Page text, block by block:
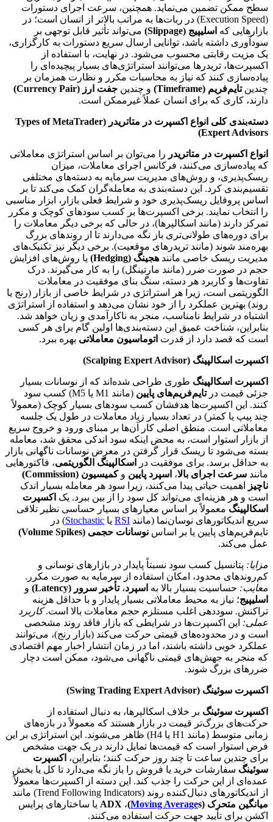
سطح ممکن تضمین می‌نماید. همچنین، سرعت اجرای دستورات
(Execution Speed) در ربات‌ها به مراتب بالاتر از انسان است؛ در
بازارهایی که اسلیپیج (Slippage)
می‌تواند تأثیر قابل توجهی بر
سودآوری داشته باشد، توانایی ارسال سریع دستورات به کارگزاری،
یک مزیت رقابتی محسوب می‌شود. در نهایت، با استفاده از
اکسپرت‌ها، تریدرها می‌توانند استراتژی‌های بسیار پیچیده‌ای را
پیاده‌سازی کنند که نیاز به محاسبات مکرر و نظارت همزمان بر
چندینتایم‌فریم (Timeframe) و چندین جفت ارز (Currency Pair)
دارند، کاری که برای انسان عملاً غیرممکن است.
دسته‌بندی کلی انواع اکسپرت در متاتریدر (Types of MetaTrader
Expert Advisors)
انواع اکسپرت در متاتریدر را می‌توان بر اساس استراتژی معاملاتی
که پیاده‌سازی می‌کنند، فرکانس اجرای معاملات، میزان
ریسک‌پذیری، و روش‌های مدیریت سرمایه به دسته‌های مختلفی
تقسیم‌بندی کرد. این دسته‌بندی به معامله‌گران کمک می‌کند تا بر
اساس پروفایل ریسک‌پذیری خود و شرایط فعلی بازار، ابزار مناسبی
را انتخاب نمایند. برخی اکسپرت‌ها بر کسب سودهای کوچک و مکرر
تمرکز دارند (مانند اسکالپرها)، در حالی که برخی دیگر معاملات را
برای دوره‌های طولانی‌تری باز نگه می‌دارند تا از روندهای بزرگ
بهره‌مند شوند (مانند تریدرهای موقعیت). برخی دیگر نیز تکنیک‌های
مدیریت ریسک خاصی مانند هجینگ (Hedging)
یا روش‌های افزایش
حجم در صورت ضرر (مانند مارتینگل) را به کار می‌گیرند. درک
تفاوت‌ها و کاربرد هر دسته، سنگ بنای موفقیت در معاملات
الگوریتمی است، زیرا هر استراتژی در شرایط خاصی از بازار (رنج یا
روند) بهترین عملکرد را از خود نشان می‌دهد و استفاده از استراتژی
اشتباه در شرایط نامناسب، منجر به ناکارآمدی و زیان خواهد شد.
بنابراین، شناخت عمیق این دسته‌بندی‌ها اولین گام برای هر کسی
است که قصد دارد از قدرت اتوماسیون معاملاتی بهره ببرد.
اکسپرت اسکالپینگ (Scalping Expert Advisor)
اکسپرت اسکالپینگ طوری طراحی شده‌اند که از نوسانات بسیار
جزئی قیمت درتایم‌فریم‌های پایین
(مانند M1 یا M5) کسب سود
کنند. این اکسپرت‌ها هدفشان کسب سودهای بسیار کوچک (معمولاً
چند پیپ یا کمتر) در تعداد بسیار زیاد معاملات در طول یک جلسه
معاملاتی است. منطق اصلی کار آن‌ها بر مبنای ورود و خروج سریع
از بازار استوار است، به محض اینکه سود اندکی محقق شد، معامله
بسته می‌شود تا ریسک قرار گرفتن در معرض نوسانات ناگهانی بازار
به حداقل برسد. برای موفقیت در
اسکالپینگ الگوریتمی، فاکتورهایی
مانند سرعت اجرای بالا، اسپرد پایین و
کمیسیون (Commission)
ناچیز
اهمیت حیاتی پیدا می‌کنند، زیرا سود هر معامله بسیار اندک
است و هر هزینه‌ای می‌تواند کل سود را از بین ببرد. یک اکسپرت
اسکالپینگ معمولاً بر اساس معیارهای بسیار حساسی نظیر تلاقی
سریع اندیکاتورهای نوسان‌نما (مانند RSI یا Stochastic) در
تایم‌فریم‌های پایین یا بر اساس نوسانات حجمی (Volume Spikes)
عمل می‌کند.
مزایا: پتانسیل کسب سود نسبتاً پایدار در بازارهای نوسانی و
کم‌روندهای محدود، امکان استفاده از سرمایه به صورت مکرر.
معایب: حساسیت بسیار بالا به اسپرد،تأخیر سرور (Latency)
و
اسلیپیج؛ نیاز به محیط معاملاتی بسیار پایدار و با حداقل هزینه
تراکنش. سوددهی اغلب مستلزم حجم معاملات بالا است.کاربرد
عملی: این اکسپرت‌ها در شرایطی که بازار فاقد روند مشخصی
است و در محدوده‌های قیمتی حرکت می‌کند (بازار رنج)، می‌توانند
عملکرد خوبی داشته باشند، اما در زمان انتشار اخبار مهم اقتصادی
که منجر به جهش‌های قیمتی ناگهانی می‌شود، ممکن است دچار
ضررهای بزرگ شوند.
اکسپرت سوئینگ (Swing Trading Expert Advisor)
اکسپرت سوئینگ بر خلاف اسکالپرها، به دنبال استفاده از
حرکت‌های بزرگ‌تر قیمت در بازار هستند که معمولاً در بازه‌های
زمانی متوسط (مانند H1 یا H4) ظاهر می‌شوند. این استراتژی بر این
فرض استوار است که قیمت‌ها تمایل دارند در یک جهت مشخص
برای چندین ساعت تا چند روز حرکت کنند؛ بنابراین، اکسپرت
سوئینگ سفارشات خرید یا فروش را باز نگه می‌دارد تا کل یا بخش
عمده‌ای از این حرکت را جذب کند. این دسته از اکسپرت‌ها معمولاً
از اندیکاتورهای دنبال‌کننده روند (Trend Following Indicators) مانند
میانگین متحرک ( Moving Averages) ، ADX یا ساختارهای پرایس
اکشن برای تأیید جهت حرکت استفاده می‌کنند.